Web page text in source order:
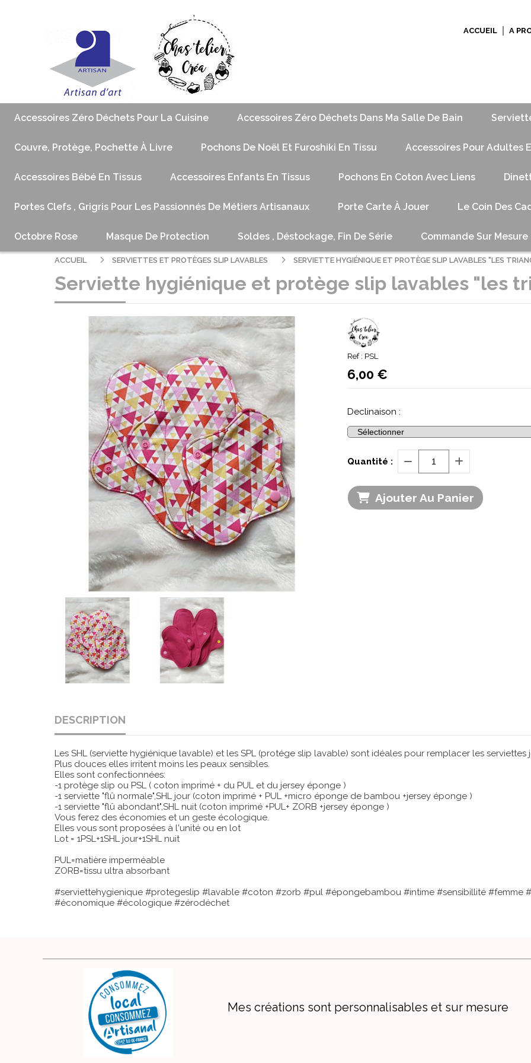
ACCUEIL A
Accessoires Zéro Déchets Pour La Cuisine Accessoires Zéro Déchets Dans Ma Salle De Bain
Couvre, Protège, Pochette À Livre Pochons De Noël Et Furoshiki En Tissu Accessoires Pour Adultes
Accessoires Bébé En Tissus Accessoires Enfants En Tissus Pochons En Coton Avec Liens
Portes Clefs , Grigris Pour Les Passionnés De Métiers Artisanaux Porte Carte À Jouer Le Coin Des
Octobre Rose Masque De Protection Soldes , Déstockage, Fin De Série Commande Sur Mesure
ACCUEIL SERVIETTES ET PROTÈGES SLIP LAVABLES SERVIETTE HYGIÉNIQUE ET PROTÈGE SLIP LAVABLES "LES
Serviette hygiénique et protège slip lavables "les
Ref : PSL
Declinaison :
6,00 €
Quantité :
Ajouter Au Panier
DESCRIPTION
Les SHL (serviette hygiénique lavable) et les SPL (protége slip lavable) sont idéales pour remplacer les serviettes
Plus douces elles irritent moins les peaux sensibles.
Elles sont confectionnées:
-1 protège slip ou PSL ( coton imprimé + du PUL et du jersey éponge )
-1 serviette "flû normale",SHL jour (coton imprimé + PUL +micro éponge de bambou +jersey éponge )
-1 serviette "flû abondant",SHL nuit (coton imprimé +PUL+ ZORB +jersey éponge )
Vous ferez des économies et un geste écologique.
Elles vous sont proposées à l'unité ou en lot
Lot = 1PSL+1SHL jour+1SHL nuit
PUL=matière imperméable
ZORB=tissu ultra absorbant
#serviettehygienique #protegeslip #lavable #coton #zorb #pul #épongebambou #intime #sensibillité #femme
#économique #écologique #zérodéchet
Mes créations sont personnalisables et sur mesure